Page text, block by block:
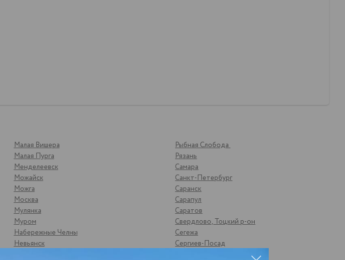
Малая Вишера
Малая Пурга
Менделеевск
Можайск
Можга
Москва
Мулянка
Муром
Набережные Челны
Невьянск
Рыбная Слобода
Рязань
Самара
Санкт-Петербург
Саранск
Сарапул
Саратов
Свердлово, Тоцкий р-он
Сегежа
Сергиев-Посад